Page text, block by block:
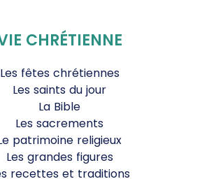
CHRÉTIENNE
Les fêtes chrétiennes
Les saints du jour
La Bible
Les sacrements
patrimoine religieux
Les grandes figures
recettes et traditions